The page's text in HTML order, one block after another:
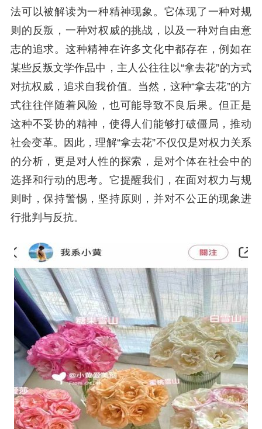
法可以被解读为一种精神现象。它体现了一种对规
则的反叛，一种对权威的挑战，以及一种对自由意
志的追求。这种精神在许多文化中都存在，例如在
某些反叛文学作品中，主人公往往以“拿去花”的方式
对抗权威，追求自我价值。当然，这种“拿去花”的方
式往往伴随着风险，也可能导致不良后果。但正是
这种不妥协的精神，使得人们能够打破僵局，推动
社会变革。因此，理解“拿去花”不仅仅是对权力关系
的分析，更是对人性的探索，是对个体在社会中的
选择和行动的思考。它提醒我们，在面对权力与规
则时，保持警惕，坚持原则，并对不公正的现象进
行批判与反抗。